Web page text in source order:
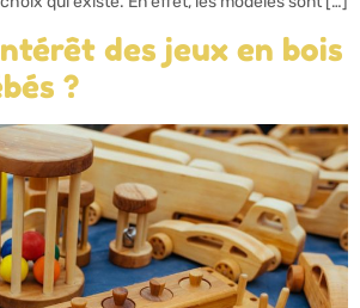
des jeux en bois
?